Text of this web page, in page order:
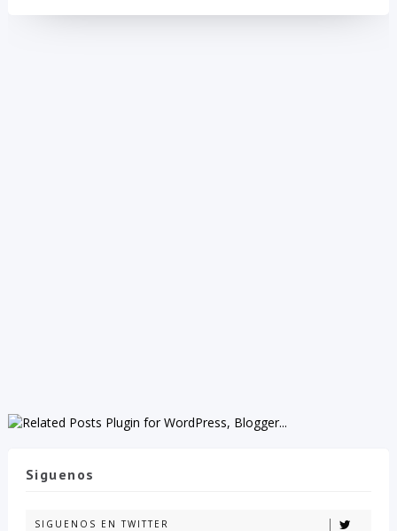
Siguenos
SIGUENOS EN TWITTER